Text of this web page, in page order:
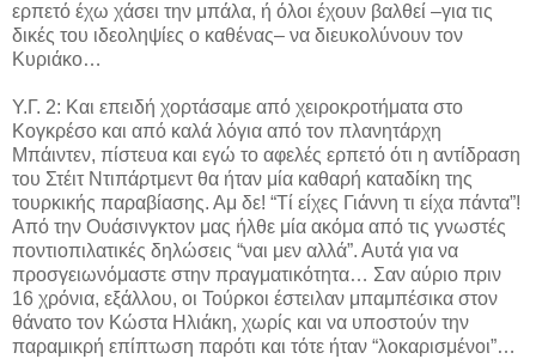
ερπετό έχω χάσει την μπάλα, ή όλοι έχουν βαλθεί –για τις
δικές του ιδεοληψίες ο καθένας– να διευκολύνουν τον
Κυριάκο…
Υ.Γ. 2: Και επειδή χορτάσαμε από χειροκροτήματα στο
Κογκρέσο και από καλά λόγια από τον πλανητάρχη
Μπάιντεν, πίστευα και εγώ το αφελές ερπετό ότι η αντίδραση
του Στέιτ Ντιπάρτμεντ θα ήταν μία καθαρή καταδίκη της
τουρκικής παραβίασης. Αμ δε! “Τί είχες Γιάννη τι είχα πάντα”!
Από την Ουάσινγκτον μας ήλθε μία ακόμα από τις γνωστές
ποντιοπιλατικές δηλώσεις “ναι μεν αλλά”. Αυτά για να
προσγειωνόμαστε στην πραγματικότητα… Σαν αύριο πριν
16 χρόνια, εξάλλου, οι Τούρκοι έστειλαν μπαμπέσικα στον
θάνατο τον Κώστα Ηλιάκη, χωρίς και να υποστούν την
παραμικρή επίπτωση παρότι και τότε ήταν “λοκαρισμένοι”…